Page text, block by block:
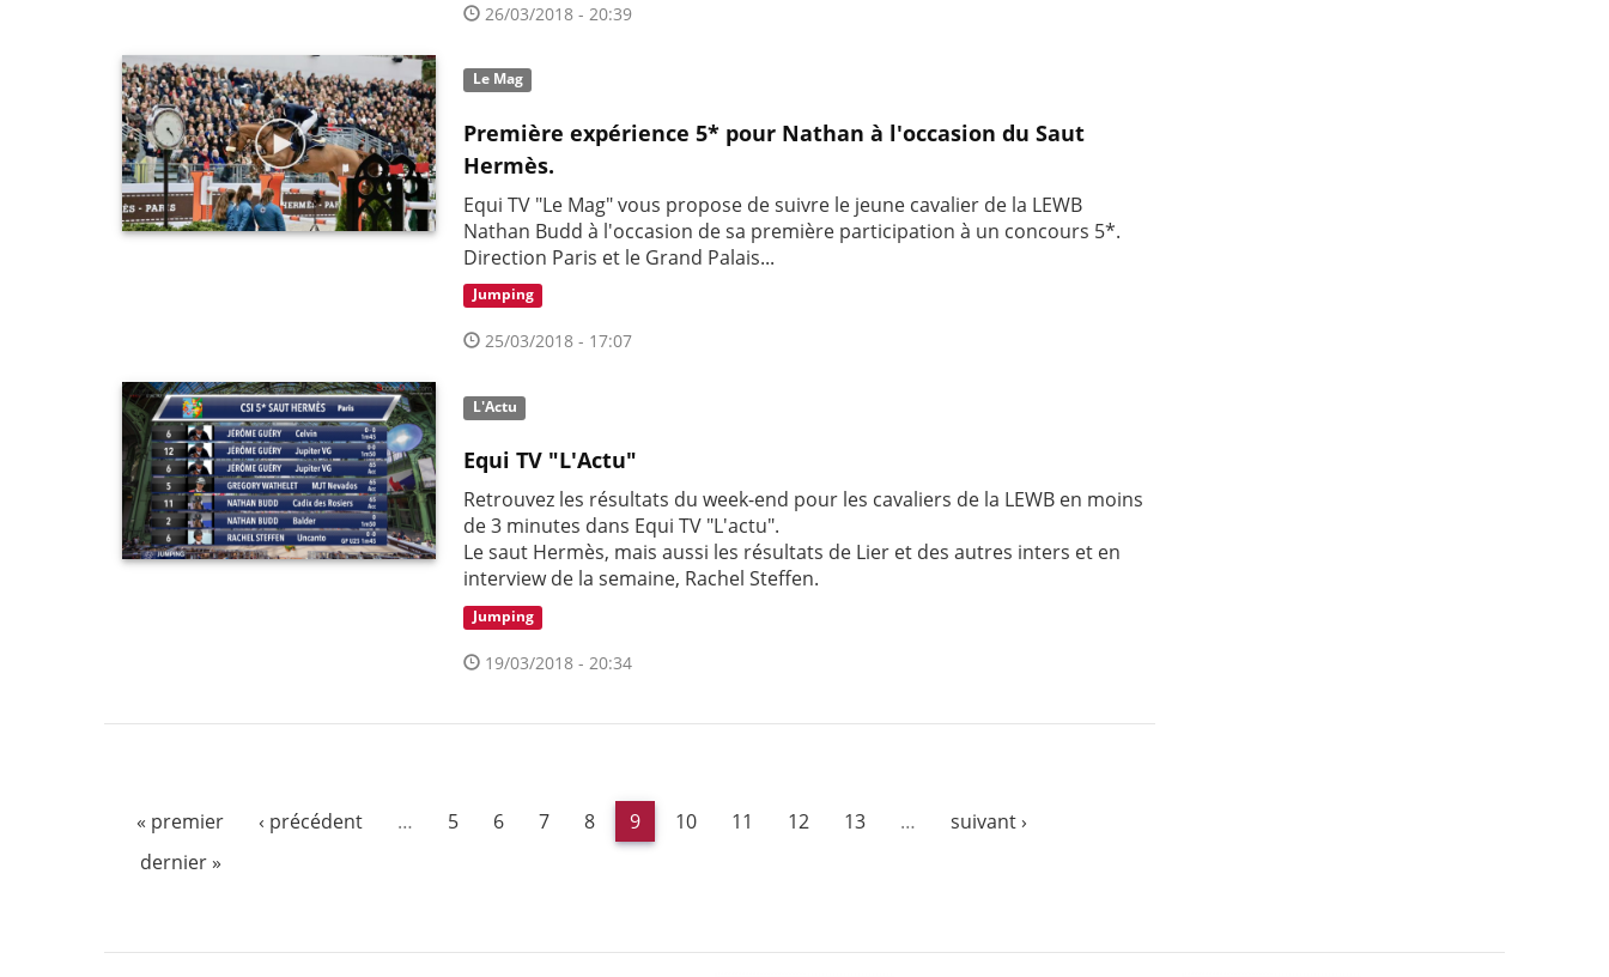
26/03/2018 - 20:39
Le Mag
Première expérience 5* pour Nathan à l'occasion du Saut
Hermès.
Equi TV "Le Mag" vous propose de suivre le jeune cavalier de la LEWB
Nathan Budd à l'occasion de sa première participation à un concours 5*.
Direction Paris et le Grand Palais...
Jumping
25/03/2018 - 17:07
L'Actu
Equi TV "L'Actu"
Retrouvez les résultats du week-end pour les cavaliers de la LEWB en moins
de 3 minutes dans Equi TV "L'actu".
Le saut Hermès, mais aussi les résultats de Lier et des autres inters et en
interview de la semaine, Rachel Steffen.
Jumping
19/03/2018 - 20:34
« premier ‹ précédent … 5 6 7 8 9 10 11 12 13 …
suivant ›
dernier »